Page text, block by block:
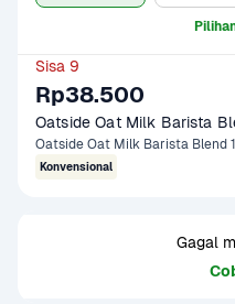
Sisa 9
Rp38.500
Oatside Oat Milk Barista
Oatside Oat Milk Barista Blend
Konvensional
Gagal